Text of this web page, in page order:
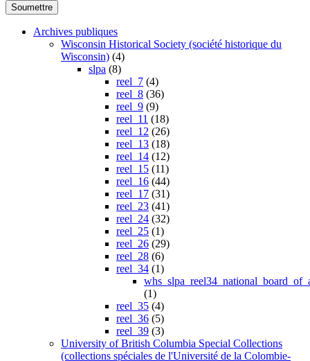
Archives publiques
Wisconsin Historical Society (société historique du
Wisconsin) (4)
slpa (8)
reel_7 (4)
reel_8 (36)
reel_9 (9)
reel_11 (18)
reel_12 (26)
reel_13 (18)
reel_14 (12)
reel_15 (11)
reel_16 (44)
reel_17 (31)
reel_23 (41)
reel_24 (32)
reel_25 (1)
reel_26 (29)
reel_28 (6)
reel_34 (1)
(1)
reel_35 (4)
reel_36 (5)
reel_39 (3)
University of British Columbia Special Collections
(collections spéciales de l'Université de la Colombie-